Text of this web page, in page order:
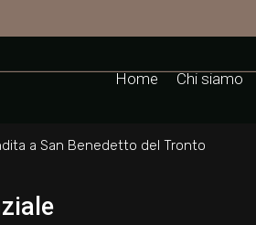
Home Chi siamo
a San Benedetto del Tronto